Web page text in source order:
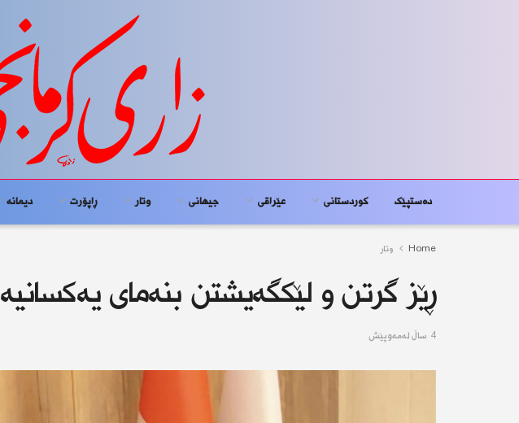
دەستپێک کوردستانى عێراقی جیهانى وتار ڕاپۆرت دیمانە
Home وتار
ڕێز گرتن و لێکگەیشتن بنەمای یەکسانیە
4 ساڵ له‌مه‌وپێش